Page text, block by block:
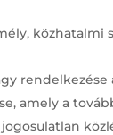
amely a